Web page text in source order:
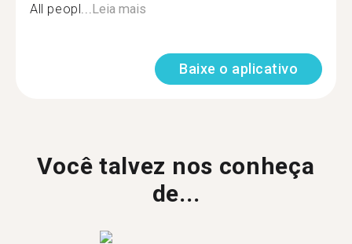
All peopl...Leia mais
Baixe o aplicativo
Você talvez nos conheça
de...